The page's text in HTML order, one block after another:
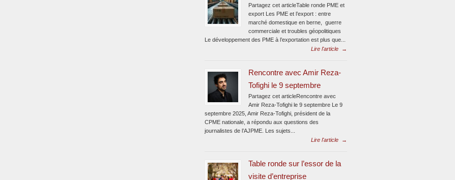
Partagez cet articleTable ronde PME et
export Les PME et l’export : entre
marché domestique en berne, guerre
commerciale et troubles géopolitiques
Le développement des PME à l’exportation est plus que...
Lire l'article
→
Rencontre avec Amir Reza-
Tofighi le 9 septembre
Partagez cet articleRencontre avec
Amir Reza-Tofighi le 9 septembre Le 9
septembre 2025, Amir Reza-Tofighi, président de la
CPME nationale, a répondu aux questions des
journalistes de l’AJPME. Les sujets...
Lire l'article
→
Table ronde sur l’essor de la
visite d’entreprise